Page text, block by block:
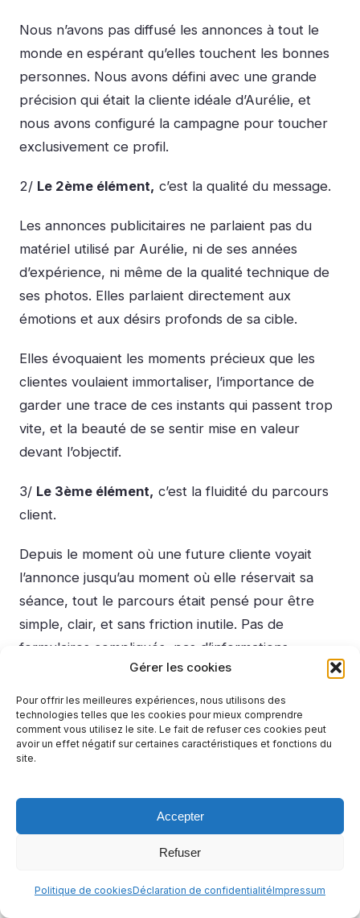
Gérer les cookies
Pour offrir les meilleures expériences, nous utilisons des
technologies telles que les cookies pour mieux comprendre
comment vous utilisez le site. Le fait de refuser ces cookies peut
avoir un effet négatif sur certaines caractéristiques et fonctions du
site.
Accepter
Refuser
Politique de cookiesDéclaration de confidentialitéImpressum
Nous n’avons pas diffusé les annonces à tout le
monde en espérant qu’elles touchent les bonnes
personnes. Nous avons défini avec une grande
précision qui était la cliente idéale d’Aurélie, et
nous avons configuré la campagne pour toucher
exclusivement ce profil.
2/ Le 2ème élément, c’est la qualité du message.
Les annonces publicitaires ne parlaient pas du
matériel utilisé par Aurélie, ni de ses années
d’expérience, ni même de la qualité technique de
ses photos. Elles parlaient directement aux
émotions et aux désirs profonds de sa cible.
Elles évoquaient les moments précieux que les
clientes voulaient immortaliser, l’importance de
garder une trace de ces instants qui passent trop
vite, et la beauté de se sentir mise en valeur
devant l’objectif.
3/ Le 3ème élément, c’est la fluidité du parcours
client.
Depuis le moment où une future cliente voyait
l’annonce jusqu’au moment où elle réservait sa
séance, tout le parcours était pensé pour être
simple, clair, et sans friction inutile. Pas de
formulaires compliqués, pas d’informations
contradictoires, pas d’hésitations sur ce qu’il fallait
faire. Chaque étape amenait naturellement vers la
suivante.
4/
Le système était conçu pour filtrer naturellement
d’Aurélie. Ça signifie que les vingt rendez-vous